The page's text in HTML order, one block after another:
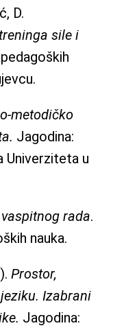
D.
sile i
metodičko
Jagodina:
Univerziteta u
rada.
nauka.
Prostor,
Izabrani
Jagodina: